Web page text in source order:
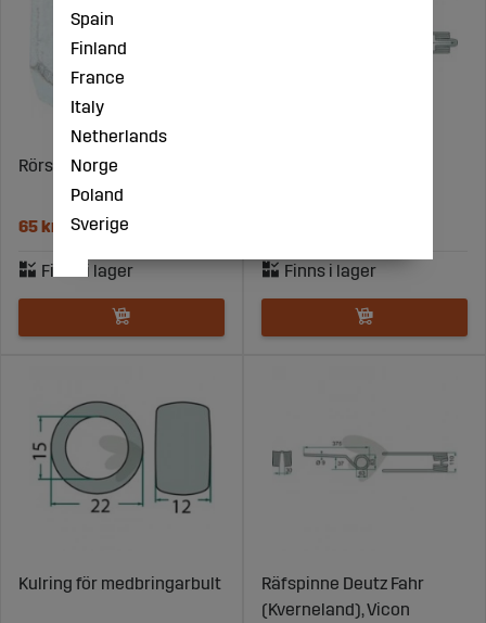
Rörstöd D13/R21
65 kr
Kulring för medbringarbult
Räfspinne Deutz Fahr
(Kverneland), Vicon
Spain
Finland
France
Italy
Netherlands
Norge
Poland
Sverige